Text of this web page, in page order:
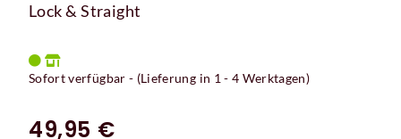
Lock & Straight
Sofort verfügbar - (Lieferung in 1 - 4 Werktagen)
49,95 €